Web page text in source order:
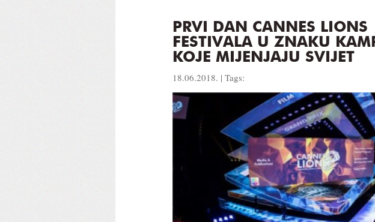
PRVI DAN CANNES LIONS
FESTIVALA U ZNAKU
KOJE MIJENJAJU SVIJET
18.06.2018. | Tags: